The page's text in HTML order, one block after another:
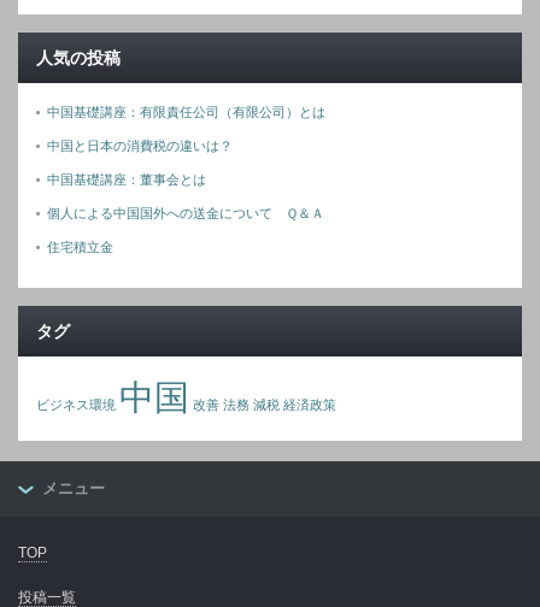
人気の投稿
中国基礎講座：有限責任公司（有限公司）とは
中国と日本の消費税の違いは？
中国基礎講座：董事会とは
個人による中国国外への送金について Ｑ＆Ａ
住宅積立金
タグ
ビジネス環境 中国 改善 法務 減税 経済政策
メニュー
TOP
投稿一覧